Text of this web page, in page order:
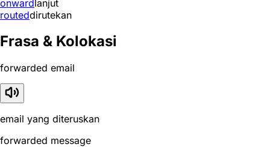
onward lanjut
routeddirutekan
Frasa & Kolokasi
forwarded email
email yang diteruskan
forwarded message